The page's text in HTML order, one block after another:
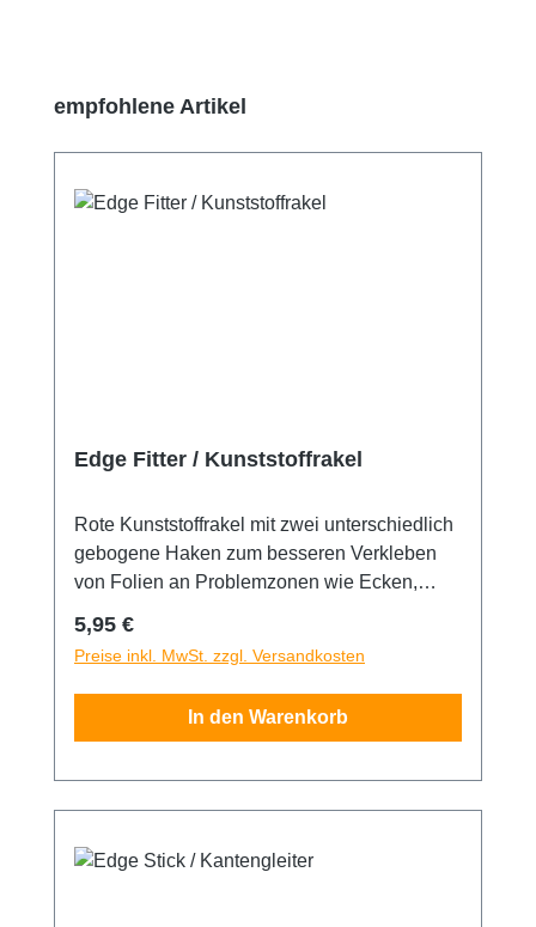
Produktgalerie überspringen
empfohlene Artikel
Edge Fitter / Kunststoffrakel
Rote Kunststoffrakel mit zwei unterschiedlich
gebogene Haken zum besseren Verkleben
von Folien an Problemzonen wie Ecken,
Regulärer Preis:
5,95 €
Preise inkl. MwSt. zzgl. Versandkosten
In den Warenkorb